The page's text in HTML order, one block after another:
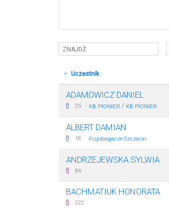
Uczestnik
ADAMOWICZ DANIEL
25 · KB PIONIER / KB PIONIER
ALBERT DAMIAN
18 · Fizjobiegacze Szczecin
ANDRZEJEWSKA SYLWIA
86
BACHMATIUK HONORATA
222